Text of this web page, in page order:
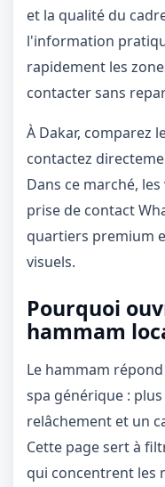
et la qualité du
l'information
rapidement les
contacter sans
À Dakar, comparez
contactez
Dans ce marché,
prise de contact
quartiers premium
visuels.
Pourquoi
hammam
Le hammam
spa générique :
relâchement et un
Cette page sert à
qui concentrent les